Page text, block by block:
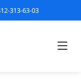
313-63-03